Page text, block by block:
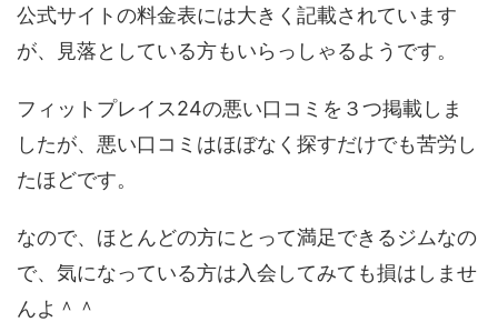
公式サイトの料金表には大きく記載されています
が、見落としている方もいらっしゃるようです。
フィットプレイス24の悪い口コミを３つ掲載しま
したが、悪い口コミはほぼなく探すだけでも苦労し
たほどです。
なので、ほとんどの方にとって満足できるジムなの
で、気になっている方は入会してみても損はしませ
んよ＾＾